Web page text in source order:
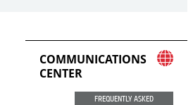
COMMUNICATIONS
CENTER
FREQUENTLY ASKED